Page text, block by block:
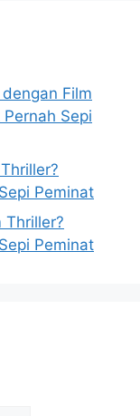
Film
Sepi
Peminat
Thriller?
Peminat